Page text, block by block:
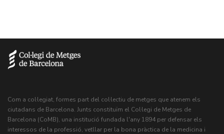
Com a col·legiat, formes part del col·lectiu de metges que atenem els
ciutadans de Barcelona. Junts constituïm el Col·legi de Metges de
Barcelona (CoMB), una institució fundada l'any 1894 per defensar els
interessos de la professió, vetllar per la bona pràctica de la medicina i